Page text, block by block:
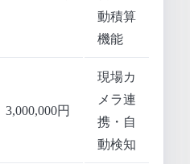
動積算
機能
3,000,000円
現場カ
メラ連
携・自
動検知